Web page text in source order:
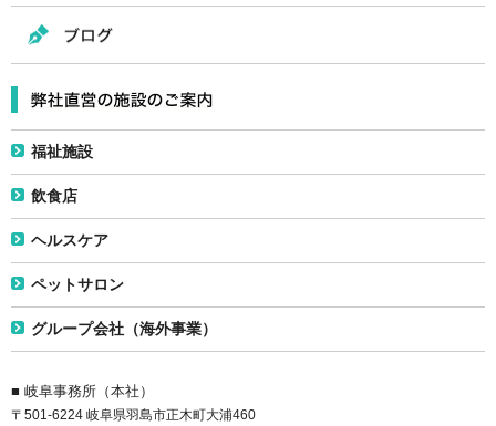
福祉施設
飲食店
ヘルスケア
ペットサロン
グループ会社（海外事業）
■ 岐阜事務所（本社）
〒501-6224 岐阜県羽島市正木町大浦460